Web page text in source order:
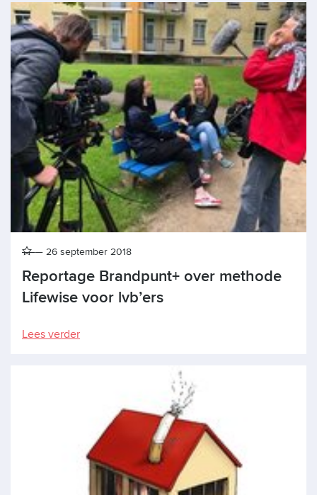
Reportage Brandpunt+ over methode
Lifewise voor lvb’ers
26 september 2018
Lees verder